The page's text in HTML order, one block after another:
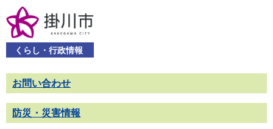
くらし・行政情報
お問い合わせ
防災・災害情報